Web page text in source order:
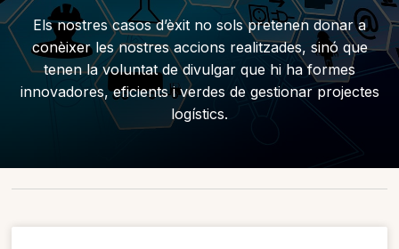
Els nostres casos d’èxit no sols pretenen donar a
conèixer les nostres accions realitzades, sinó que
tenen la voluntat de divulgar que hi ha formes
innovadores, eficients i verdes de gestionar projectes
logístics.